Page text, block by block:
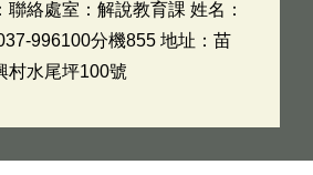
聯絡處室：解說教育課 姓名：
996100分機855 地址：苗
村水尾坪100號